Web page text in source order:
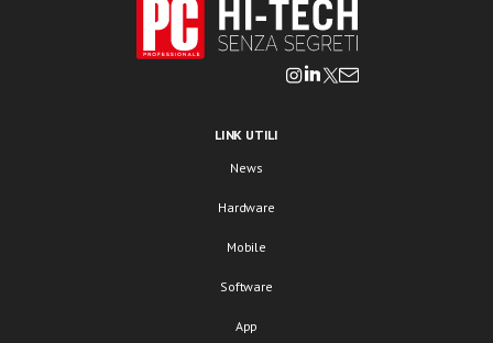
LINK UTILI
News
Hardware
Mobile
Software
App